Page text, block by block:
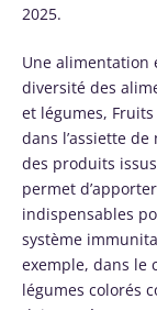
2025.
Une alimentation
diversité des
et légumes,
dans l’assiette
des produits
permet
indispensables
système
exemple, dans le
légumes colorés